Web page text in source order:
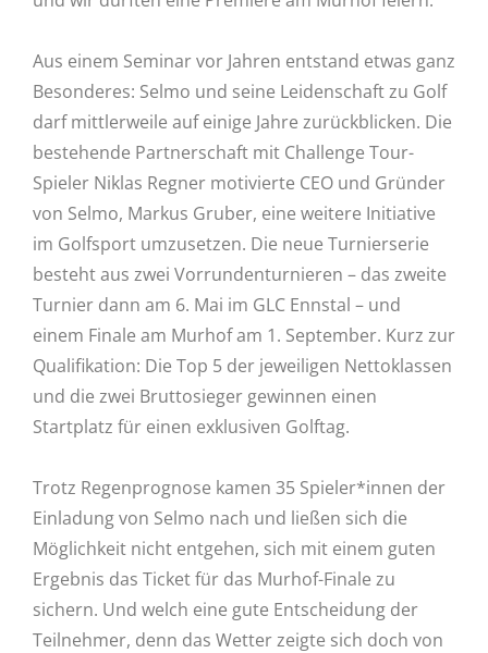
Aus einem Seminar vor Jahren entstand etwas ganz
Besonderes: Selmo und seine Leidenschaft zu Golf
darf mittlerweile auf einige Jahre zurückblicken. Die
bestehende Partnerschaft mit Challenge Tour-
Spieler Niklas Regner motivierte CEO und Gründer
von Selmo, Markus Gruber, eine weitere Initiative
im Golfsport umzusetzen. Die neue Turnierserie
besteht aus zwei Vorrundenturnieren – das zweite
Turnier dann am 6. Mai im GLC Ennstal – und
einem Finale am Murhof am 1. September. Kurz zur
Qualifikation: Die Top 5 der jeweiligen Nettoklassen
und die zwei Bruttosieger gewinnen einen
Startplatz für einen exklusiven Golftag.
Trotz Regenprognose kamen 35 Spieler*innen der
Einladung von Selmo nach und ließen sich die
Möglichkeit nicht entgehen, sich mit einem guten
Ergebnis das Ticket für das Murhof-Finale zu
sichern. Und welch eine gute Entscheidung der
Teilnehmer, denn das Wetter zeigte sich doch von